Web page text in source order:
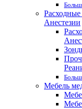
Анестезии
Мебель